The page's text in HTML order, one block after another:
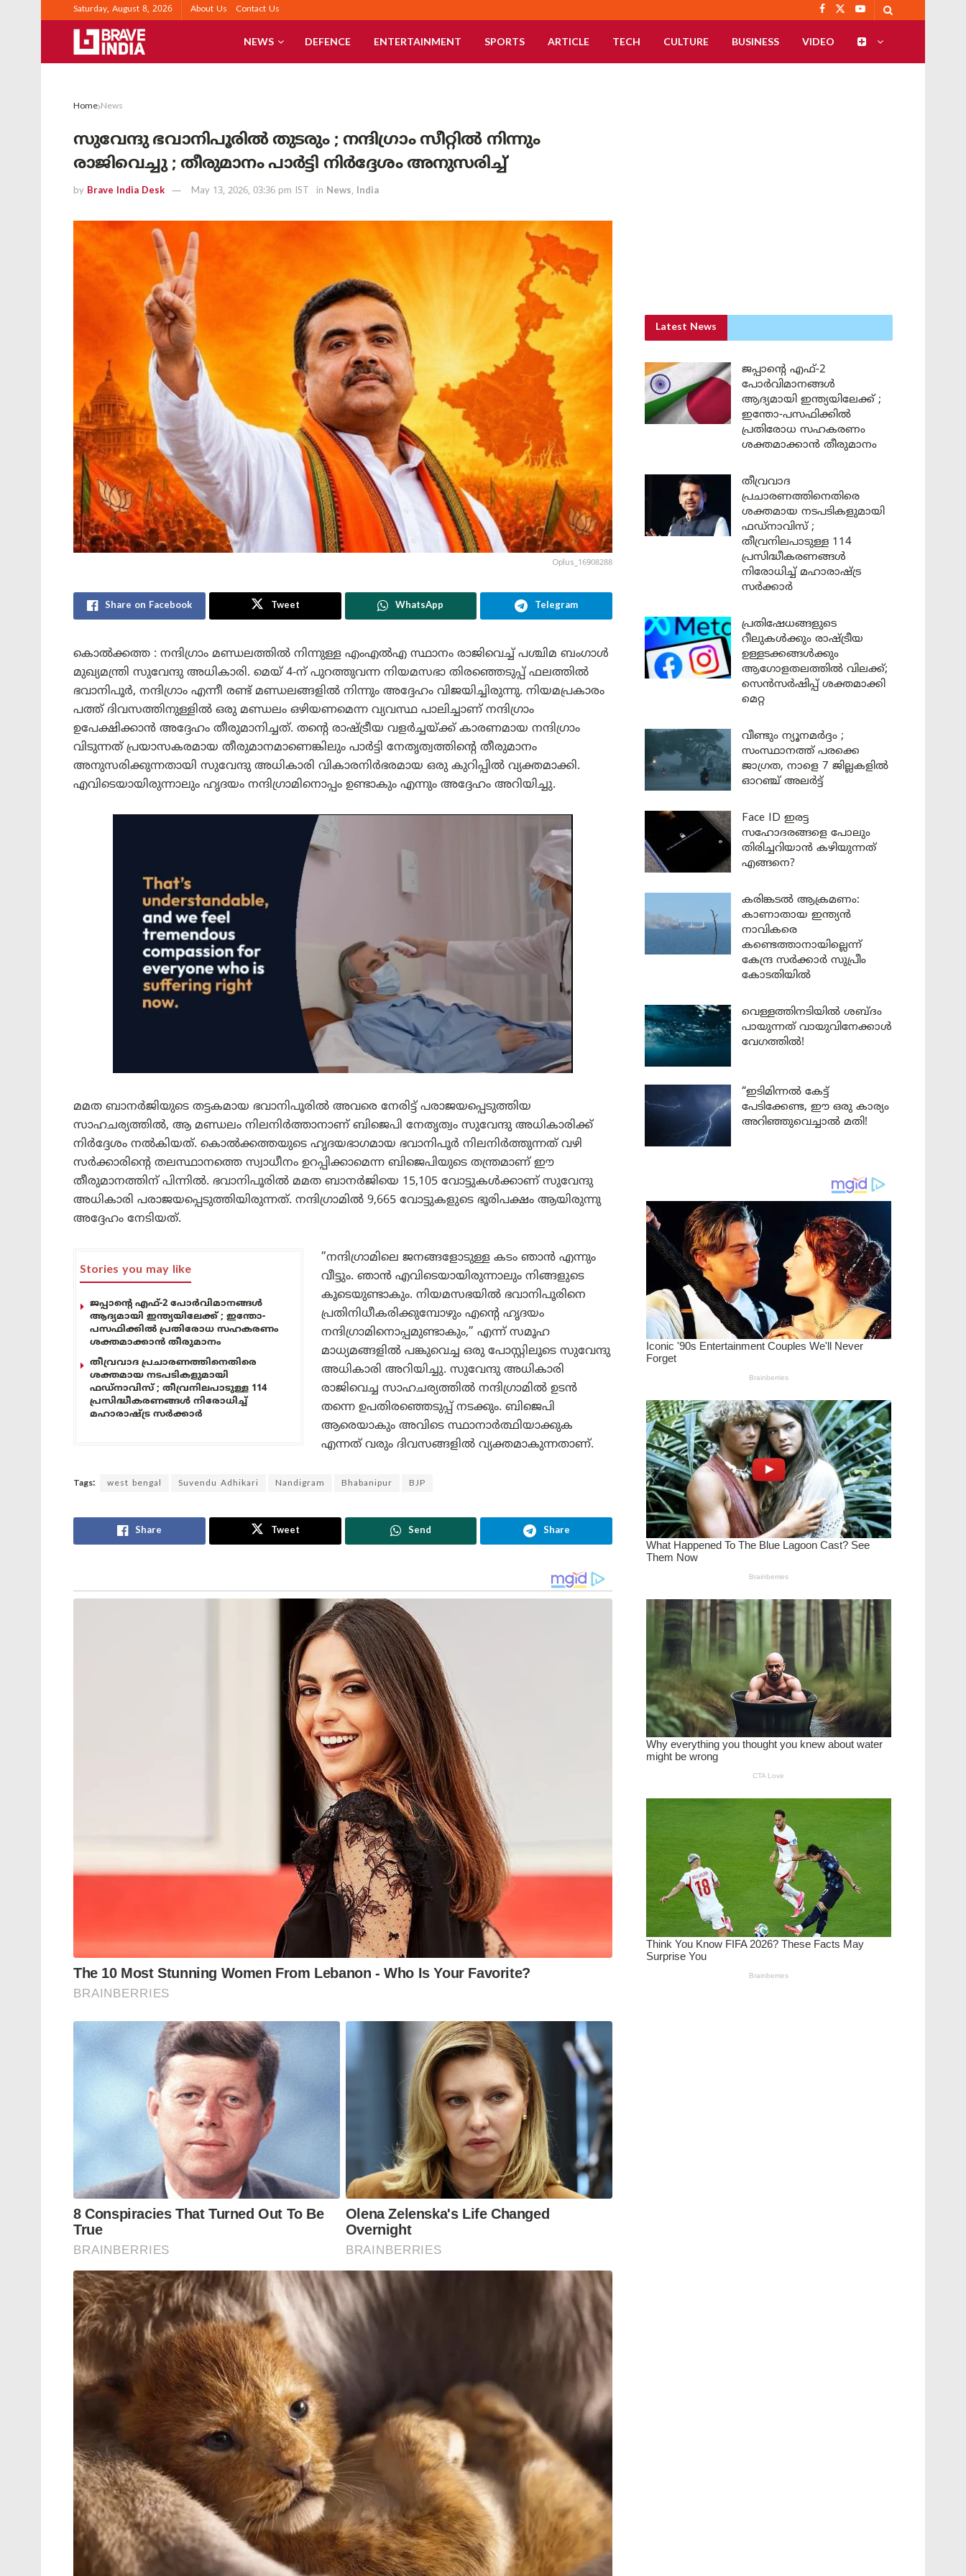
Saturday, August 8, 2026 About Us Contact Us
NEWS DEFENCE ENTERTAINMENT SPORTS ARTICLE TECH CULTURE BUSINESS VIDEO
Home News
സുവേന്ദു ഭവാനിപൂരിൽ തുടരും ; നന്ദിഗ്രാം സീറ്റിൽ നിന്നും
രാജിവെച്ചു ; തീരുമാനം പാർട്ടി നിർദ്ദേശം അനുസരിച്ച്
by Brave India Desk May 13, 2026, 03:36 pm IST in News, India
Oplus_16908288
Share on Facebook Tweet WhatsApp Telegram
കൊൽക്കത്ത : നന്ദിഗ്രാം മണ്ഡലത്തിൽ നിന്നുള്ള എംഎൽഎ സ്ഥാനം രാജിവെച്ച് പശ്ചിമ ബംഗാൾ
മുഖ്യമന്ത്രി സുവേന്ദു അധികാരി. മെയ് 4-ന് പുറത്തുവന്ന നിയമസഭാ തിരഞ്ഞെടുപ്പ് ഫലത്തിൽ
ഭവാനിപൂർ, നന്ദിഗ്രാം എന്നീ രണ്ട് മണ്ഡലങ്ങളിൽ നിന്നും അദ്ദേഹം വിജയിച്ചിരുന്നു. നിയമപ്രകാരം
പത്ത് ദിവസത്തിനുള്ളിൽ ഒരു മണ്ഡലം ഒഴിയണമെന്ന വ്യവസ്ഥ പാലിച്ചാണ് നന്ദിഗ്രാം
ഉപേക്ഷിക്കാൻ അദ്ദേഹം തീരുമാനിച്ചത്. തന്റെ രാഷ്ട്രീയ വളർച്ചയ്ക്ക് കാരണമായ നന്ദിഗ്രാം
വിടുന്നത് പ്രയാസകരമായ തീരുമാനമാണെങ്കിലും പാർട്ടി നേതൃത്വത്തിന്റെ തീരുമാനം
അനുസരിക്കുന്നതായി സുവേന്ദു അധികാരി വികാരനിർഭരമായ ഒരു കുറിപ്പിൽ വ്യക്തമാക്കി.
എവിടെയായിരുന്നാലും ഹൃദയം നന്ദിഗ്രാമിനൊപ്പം ഉണ്ടാകും എന്നും അദ്ദേഹം അറിയിച്ചു.
മമത ബാനർജിയുടെ തട്ടകമായ ഭവാനിപൂരിൽ അവരെ നേരിട്ട് പരാജയപ്പെടുത്തിയ
സാഹചര്യത്തിൽ, ആ മണ്ഡലം നിലനിർത്താനാണ് ബിജെപി നേതൃത്വം സുവേന്ദു അധികാരിക്ക്
നിർദ്ദേശം നൽകിയത്. കൊൽക്കത്തയുടെ ഹൃദയഭാഗമായ ഭവാനിപൂർ നിലനിർത്തുന്നത് വഴി
സർക്കാരിന്റെ തലസ്ഥാനത്തെ സ്വാധീനം ഉറപ്പിക്കാമെന്ന ബിജെപിയുടെ തന്ത്രമാണ് ഈ
തീരുമാനത്തിന് പിന്നിൽ. ഭവാനിപൂരിൽ മമത ബാനർജിയെ 15,105 വോട്ടുകൾക്കാണ് സുവേന്ദു
അധികാരി പരാജയപ്പെടുത്തിയിരുന്നത്. നന്ദിഗ്രാമിൽ 9,665 വോട്ടുകളുടെ ഭൂരിപക്ഷം ആയിരുന്നു
അദ്ദേഹം നേടിയത്.
Stories you may like
ജപ്പാന്റെ എഫ്-2 പോർവിമാനങ്ങൾ
ആദ്യമായി ഇന്ത്യയിലേക്ക് ; ഇന്തോ-
പസഫിക്കിൽ പ്രതിരോധ സഹകരണം
ശക്തമാക്കാൻ തീരുമാനം
തീവ്രവാദ പ്രചാരണത്തിനെതിരെ
ശക്തമായ നടപടികളുമായി
ഫഡ്നാവിസ് ; തീവ്രനിലപാടുള്ള 114
പ്രസിദ്ധീകരണങ്ങൾ നിരോധിച്ച്
മഹാരാഷ്ട്ര സർക്കാർ
​”നന്ദിഗ്രാമിലെ ജനങ്ങളോടുള്ള കടം ഞാൻ എന്നും
വീട്ടും. ഞാൻ എവിടെയായിരുന്നാലും നിങ്ങളുടെ
കൂടെയുണ്ടാകും. നിയമസഭയിൽ ഭവാനിപൂരിനെ
പ്രതിനിധീകരിക്കുമ്പോഴും എന്റെ ഹൃദയം
നന്ദിഗ്രാമിനൊപ്പമുണ്ടാകും,” എന്ന് സമൂഹ
മാധ്യമങ്ങളിൽ പങ്കുവെച്ച ഒരു പോസ്റ്റിലൂടെ സുവേന്ദു
അധികാരി അറിയിച്ചു. സുവേന്ദു അധികാരി
രാജിവെച്ച സാഹചര്യത്തിൽ നന്ദിഗ്രാമിൽ ഉടൻ
തന്നെ ഉപതിരഞ്ഞെടുപ്പ് നടക്കും. ബിജെപി
ആരെയാകും അവിടെ സ്ഥാനാർത്ഥിയാക്കുക
എന്നത് വരും ദിവസങ്ങളിൽ വ്യക്തമാകുന്നതാണ്.
Tags: west bengal Suvendu Adhikari Nandigram Bhabanipur BJP
Share Tweet Send Share
Latest News
ജപ്പാന്റെ എഫ്-2
പോർവിമാനങ്ങൾ
ആദ്യമായി ഇന്ത്യയിലേക്ക് ;
ഇന്തോ-പസഫിക്കിൽ
പ്രതിരോധ സഹകരണം
ശക്തമാക്കാൻ തീരുമാനം
തീവ്രവാദ
പ്രചാരണത്തിനെതിരെ
ശക്തമായ നടപടികളുമായി
ഫഡ്നാവിസ് ;
തീവ്രനിലപാടുള്ള 114
പ്രസിദ്ധീകരണങ്ങൾ
നിരോധിച്ച് മഹാരാഷ്ട്ര
സർക്കാർ
പ്രതിഷേധങ്ങളുടെ
റീലുകൾക്കും രാഷ്ട്രീയ
ഉള്ളടക്കങ്ങൾക്കും
ആഗോളതലത്തിൽ വിലക്ക്;
സെൻസർഷിപ്പ് ശക്തമാക്കി
മെറ്റ
വീണ്ടും ന്യൂനമർദ്ദം ;
സംസ്ഥാനത്ത് പരക്കെ
ജാഗ്രത, നാളെ 7 ജില്ലകളിൽ
ഓറഞ്ച് അലർട്ട്
Face ID ഇരട്ട
സഹോദരങ്ങളെ പോലും
തിരിച്ചറിയാൻ കഴിയുന്നത്
എങ്ങനെ?
കരിങ്കടൽ ആക്രമണം:
കാണാതായ ഇന്ത്യൻ
നാവികരെ
കണ്ടെത്താനായില്ലെന്ന്
കേന്ദ്ര സർക്കാർ സുപ്രീം
കോടതിയിൽ
വെള്ളത്തിനടിയിൽ ശബ്ദം
പായുന്നത് വായുവിനേക്കാൾ
വേഗത്തിൽ!
“ഇടിമിന്നൽ കേട്ട്
പേടിക്കേണ്ട, ഈ ഒരു കാര്യം
അറിഞ്ഞുവെച്ചാൽ മതി!